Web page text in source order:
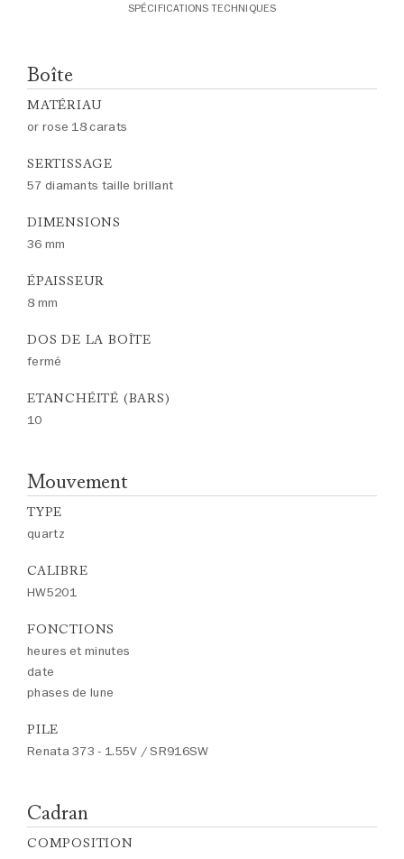
SPÉCIFICATIONS TECHNIQUES
Boîte
MATÉRIAU
or rose 18 carats
SERTISSAGE
57 diamants taille brillant
DIMENSIONS
36 mm
ÉPAISSEUR
8 mm
DOS DE LA BOÎTE
fermé
ETANCHÉITÉ (BARS)
10
Mouvement
TYPE
quartz
CALIBRE
HW5201
FONCTIONS
heures et minutes
date
phases de lune
PILE
Renata 373 - 1.55V / SR916SW
Cadran
COMPOSITION